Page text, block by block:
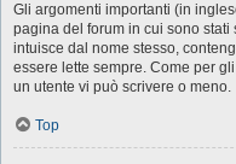
Gli argomenti importanti (in
pagina del forum in cui sono
intuisce dal nome stesso,
essere lette sempre. Come per
un utente vi può scrivere o meno.
Top